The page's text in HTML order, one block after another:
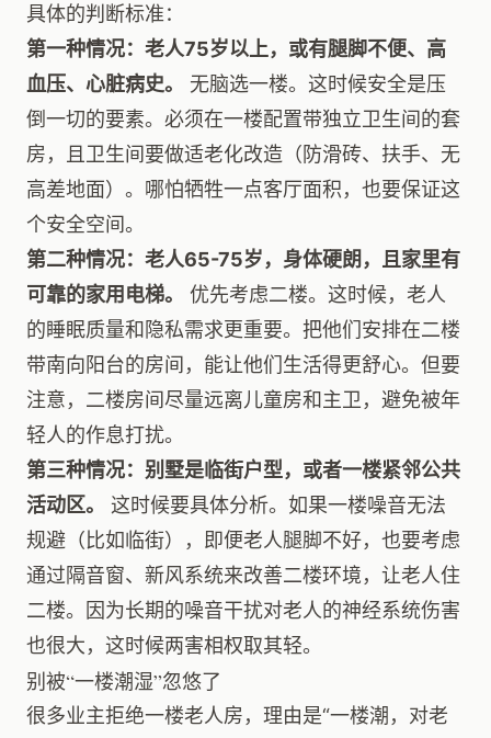
具体的判断标准：
第一种情况：老人75岁以上，或有腿脚不便、高
血压、心脏病史。
无脑选一楼。这时候安全是压
倒一切的要素。必须在一楼配置带独立卫生间的套
房，且卫生间要做适老化改造（防滑砖、扶手、无
高差地面）。哪怕牺牲一点客厅面积，也要保证这
个安全空间。
第二种情况：老人65-75岁，身体硬朗，且家里有
可靠的家用电梯。
优先考虑二楼。这时候，老人
的睡眠质量和隐私需求更重要。把他们安排在二楼
带南向阳台的房间，能让他们生活得更舒心。但要
注意，二楼房间尽量远离儿童房和主卫，避免被年
轻人的作息打扰。
第三种情况：别墅是临街户型，或者一楼紧邻公共
活动区。
这时候要具体分析。如果一楼噪音无法
规避（比如临街），即便老人腿脚不好，也要考虑
通过隔音窗、新风系统来改善二楼环境，让老人住
二楼。因为长期的噪音干扰对老人的神经系统伤害
也很大，这时候两害相权取其轻。
别被“一楼潮湿”忽悠了
很多业主拒绝一楼老人房，理由是“一楼潮，对老